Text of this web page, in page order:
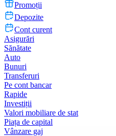
Promoții
Depozite
Cont curent
Asigurări
Sănătate
Auto
Bunuri
Transferuri
Pe cont bancar
Rapide
Investiții
Valori mobiliare de stat
Piața de capital
Vânzare gaj